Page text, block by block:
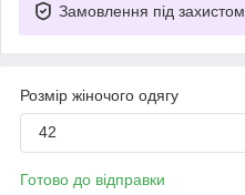
Замовлення під захистом
Розмір жіночого одягу
42
Готово до відправки